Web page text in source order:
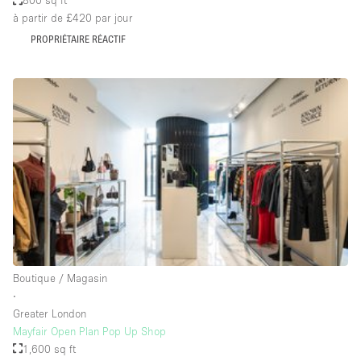
Salle de Bain
Smoking Area
Style Haussmannien
Style Industriel
Sur Rue
Surface Habitable
Système de sécurité
Terrace
Toilettes
Éclairage
Électricité
à partir de £420 par jour
PROPRIÉTAIRE RÉACTIF
Boutique / Magasin
∙
Greater London
Mayfair Open Plan Pop Up Shop
1,600 sq ft